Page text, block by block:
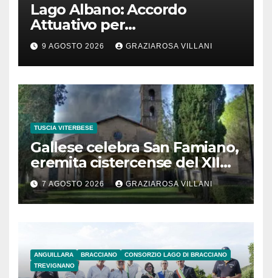
Lago Albano: Accordo
Attuativo per
l’interconnessione
acquedottistica da 29,5
milioni di euro
9 AGOSTO 2026 GRAZIAROSA VILLANI
TUSCIA VITERBESE
Gallese celebra San Famiano,
eremita cistercense del XII
secolo
7 AGOSTO 2026 GRAZIAROSA VILLANI
ANGUILLARA BRACCIANO
CONSORZIO LAGO DI BRACCIANO
TREVIGNANO